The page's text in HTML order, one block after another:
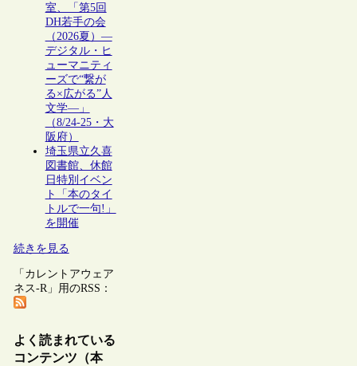
室、「第5回
DH若手の会
（2026夏）―
デジタル・ヒ
ューマニティ
ーズで“繋が
る×広がる”人
文学―」
（8/24-25・大
阪府）
埼玉県立久喜
図書館、休館
日特別イベン
ト「本のタイ
トルで一句!」
を開催
続きを見る
「カレントアウェア
ネス-R」用のRSS：
よく読まれている
コンテンツ（本